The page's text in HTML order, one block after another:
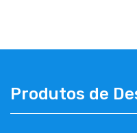
Produtos de